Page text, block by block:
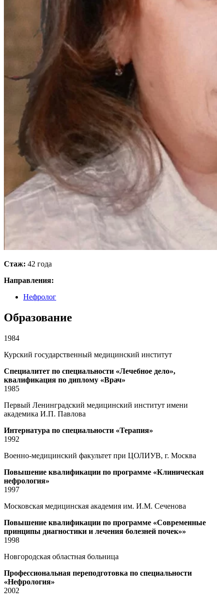
Стаж: 42 года
Направления:
Нефролог
Образование
1984
Курский государственный медицинский институт
Специалитет по специальности «Лечебное дело»,
квалификация по диплому «Врач»
1985
Первый Ленинградский медицинский институт имени
академика И.П. Павлова
Интернатура по специальности «Терапия»
1992
Военно-медицинский факультет при ЦОЛИУВ, г. Москва
Повышение квалификации по программе «Клиническая
нефрология»
1997
Московская медицинская академия им. И.М. Сеченова
Повышение квалификации по программе «Современные
принципы диагностики и лечения болезней почек»»
1998
Новгородская областная больница
Профессиональная переподготовка по специальности
«Нефрология»
2002